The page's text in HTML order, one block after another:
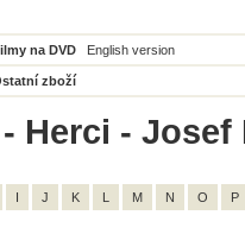
na DVD English version
zboží
Herci -
I J K L M N O P